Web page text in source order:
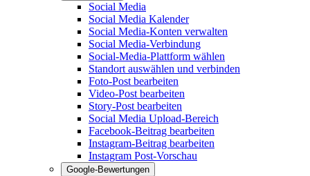
Social Media
Social Media Kalender
Social Media-Konten verwalten
Social Media-Verbindung
Social-Media-Plattform wählen
Standort auswählen und verbinden
Foto-Post bearbeiten
Video-Post bearbeiten
Story-Post bearbeiten
Social Media Upload-Bereich
Facebook-Beitrag bearbeiten
Instagram-Beitrag bearbeiten
Instagram Post-Vorschau
Google-Bewertungen